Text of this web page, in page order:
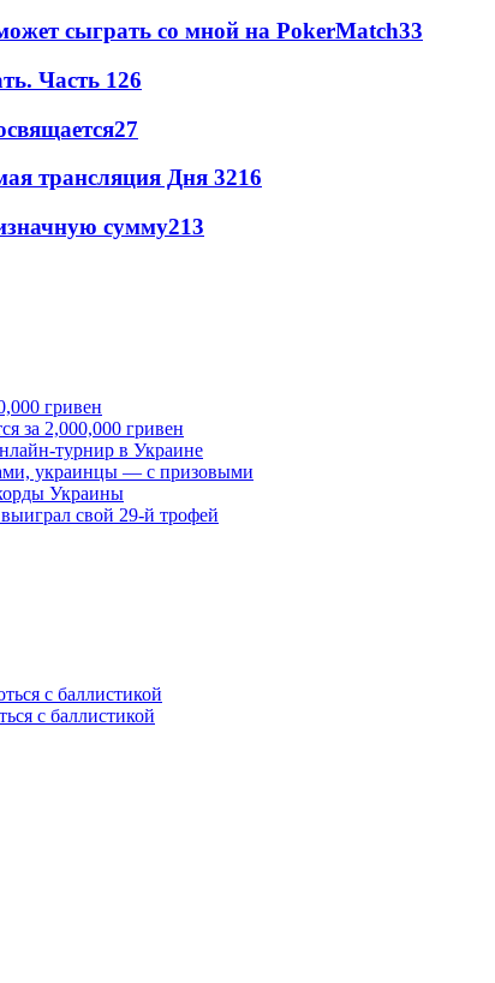
сыграть со мной на PokerMatch33
Часть 126
27
трансляция Дня 3216
сумму213
за 2,000,000 гривен
турнир в Украине
украинцы — с призовыми
Украины
свой 29-й трофей
с баллистикой